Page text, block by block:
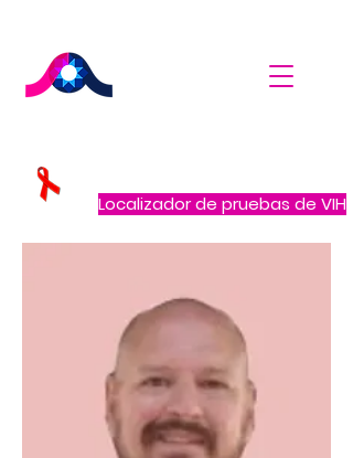
Localizador de pruebas de VIH